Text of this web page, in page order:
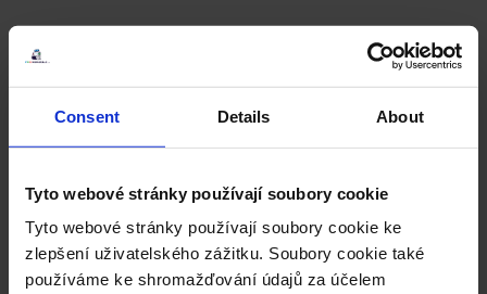
Consent Details About
Tyto webové stránky používají soubory cookie
Tyto webové stránky používají soubory cookie ke
zlepšení uživatelského zážitku. Soubory cookie také
používáme ke shromažďování údajů za účelem